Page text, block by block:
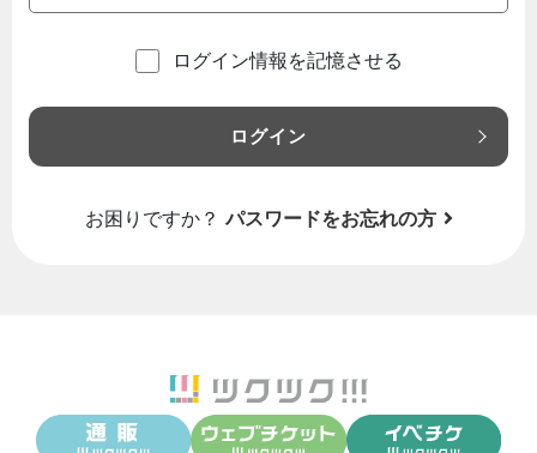
ログイン情報を記憶させる
ログイン
お困りですか？ パスワードをお忘れの方